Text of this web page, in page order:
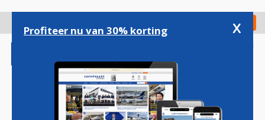
gaan
Check in
Profiteer nu van 30% korting x